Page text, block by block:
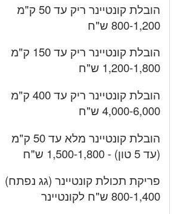
הובלת קונטיינר ריק עד 50 ק"מ
800-1,200 ש"ח
הובלת קונטיינר ריק עד 150 ק"מ
1,200-1,800 ש"ח
הובלת קונטיינר ריק עד 400 ק"מ
4,000-6,000 ש"ח
הובלת קונטיינר מלא עד 50 ק"מ
(עד 5 טון) - 1,500-1,800 ש"ח
פריקת תכולת קונטיינר (גג נפתח)
800-1,400 ש"ח לקונטיינר